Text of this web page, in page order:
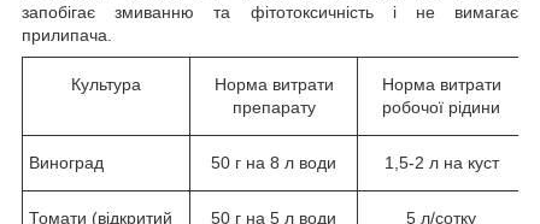
запобігає змиванню та фітотоксичність і не вимагає
прилипача.
Культура
Норма витрати
препарату
Норма витрати
робочої рідини
Виноград 50 г на 8 л води 1,5-2 л на куст
Томати (відкритий
50 г на 5 л води 5 л/сотку